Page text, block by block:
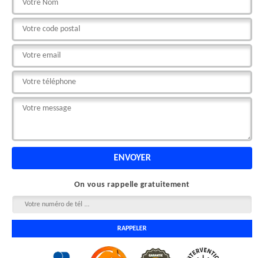
On vous rappelle gratuitement